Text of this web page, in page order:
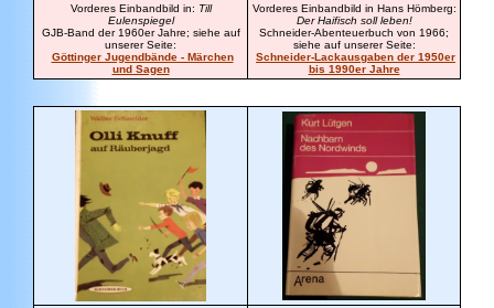
Vorderes Einbandbild in: Till
Eulenspiegel
GJB-Band der 1960er Jahre; siehe auf
unserer Seite:
Göttinger Jugendbände - Märchen
und Sagen
Vorderes Einbandbild in Hans Hömberg:
Der Haifisch soll leben!
Schneider-Abenteuerbuch von 1966;
siehe auf unserer Seite:
Schneider-Lackausgaben der 1950er
bis 1990er Jahre